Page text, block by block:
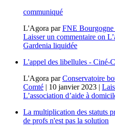
communiqué
L'Agora parFNE Bourgogne
Laisser un commentaire on
Gardenia liquidée
L'appel des libellules - Ciné-
L'Agora parConservatoire
Comté | 10 janvier 2023 |
L’association d’aide à
La multiplication des statuts
de profs n'est pas la solution